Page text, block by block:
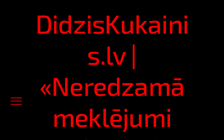
DidzisKukaini
s.lv |
«Neredzamā
meklējumi